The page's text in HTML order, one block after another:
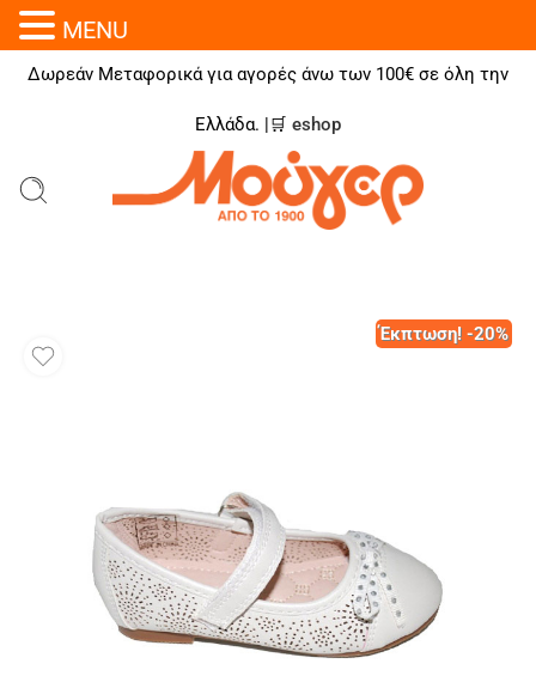
Δωρεάν Μεταφορικά για αγορές άνω των 100€ σε όλη την
Ελλάδα. |🛒 eshop
Έκπτωση! -20%
MENU